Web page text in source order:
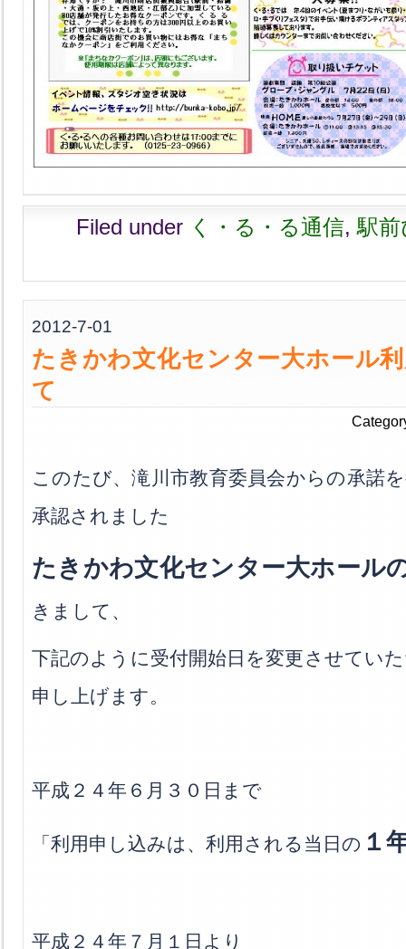
Filed under く・る・る通信,駅
2012-7-01
たきかわ文化センター大ホール
て
このたび、滝川市教育委員会からの承諾
承認されました
たきかわ文化センター大ホール
きまして、
下記のように受付開始日を変更させてい
申し上げます。
平成２４年６月３０日まで
「利用申し込みは、利用される当日の １
平成２４年７月１日より